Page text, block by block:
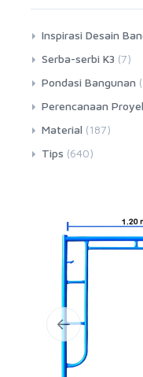
Inspirasi Desain
Serba-serbi K3 (7)
Pondasi Bangunan
Perencanaan
Material (187)
Tips (640)